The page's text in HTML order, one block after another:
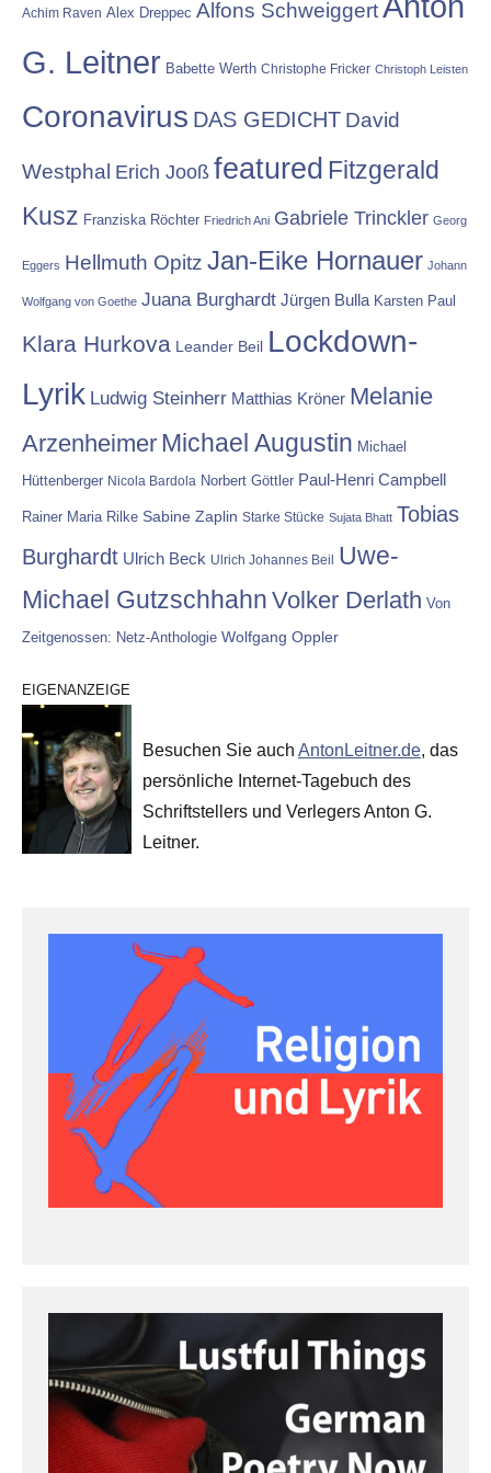
Achim Raven Alex Dreppec Alfons Schweiggert
G. Leitner Babette Werth Christophe Fricker Christoph Leisten
Coronavirus DAS GEDICHT David
Westphal Erich Jooß featured Fitzgerald
Kusz Franziska Röchter Friedrich Ani Gabriele Trinckler Georg
Eggers Hellmuth Opitz Jan-Eike Hornauer Johann
Wolfgang von Goethe Juana Burghardt Jürgen Bulla Karsten Paul
Klara Hurkova Leander Beil Lockdown-
Lyrik Ludwig Steinherr Matthias Kröner Melanie
Arzenheimer Michael Augustin Michael
Hüttenberger Nicola Bardola Norbert Göttler Paul-Henri Campbell
Rainer Maria Rilke Sabine Zaplin Starke Stücke Sujata Bhatt Tobias
Burghardt Ulrich Beck Ulrich Johannes Beil Uwe-
Michael Gutzschhahn Volker Derlath Von
Zeitgenossen: Netz-Anthologie Wolfgang Oppler
EIGENANZEIGE
Besuchen Sie auch AntonLeitner.de, das
persönliche Internet-Tagebuch des
Schriftstellers und Verlegers Anton G.
Leitner.